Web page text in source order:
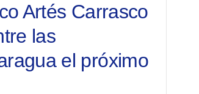
Artés Carrasco
las
el próximo